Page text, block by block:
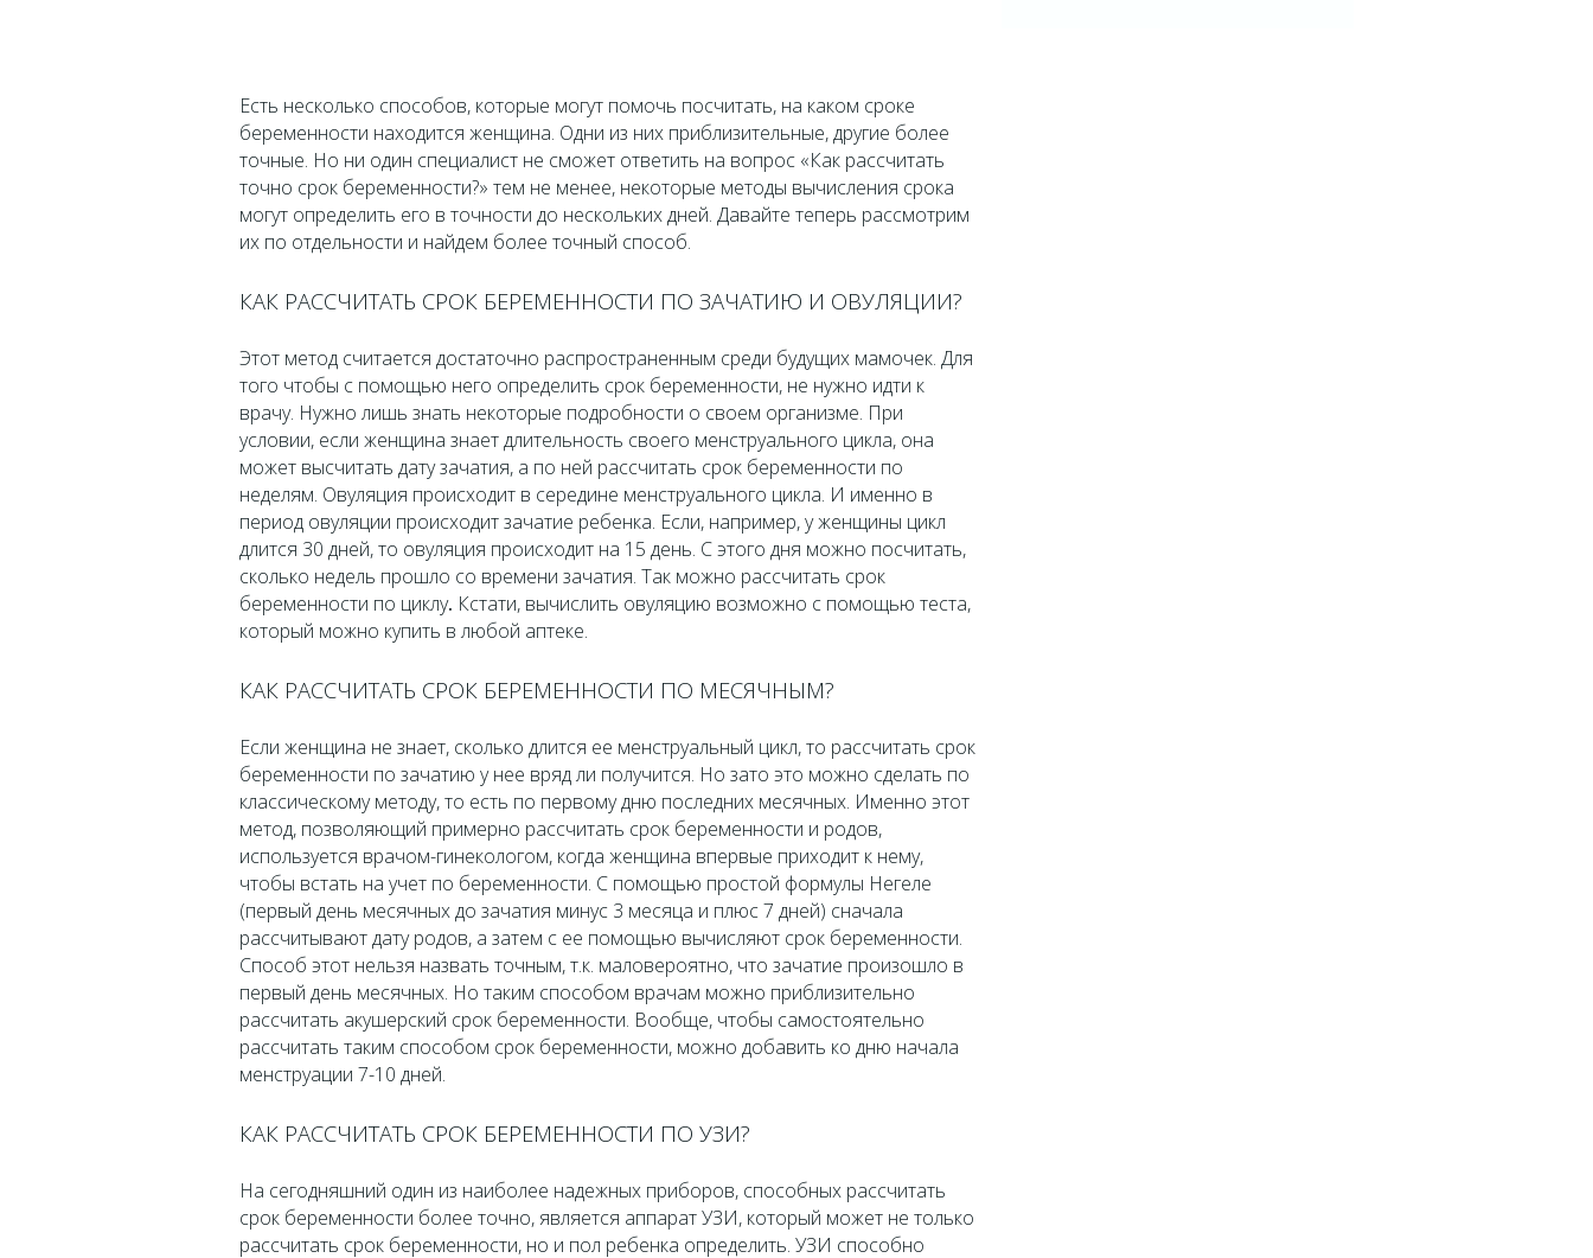
Есть несколько способов, которые могут помочь посчитать, на каком сроке
беременности находится женщина. Одни из них приблизительные, другие более
точные. Но ни один специалист не сможет ответить на вопрос «Как рассчитать
точно срок беременности?» тем не менее, некоторые методы вычисления срока
могут определить его в точности до нескольких дней. Давайте теперь рассмотрим
их по отдельности и найдем более точный способ.
КАК РАССЧИТАТЬ СРОК БЕРЕМЕННОСТИ ПО ЗАЧАТИЮ И ОВУЛЯЦИИ?
Этот метод считается достаточно распространенным среди будущих мамочек. Для
того чтобы с помощью него определить срок беременности, не нужно идти к
врачу. Нужно лишь знать некоторые подробности о своем организме. При
условии, если женщина знает длительность своего менструального цикла, она
может высчитать дату зачатия, а по ней рассчитать срок беременности по
неделям. Овуляция происходит в середине менструального цикла. И именно в
период овуляции происходит зачатие ребенка. Если, например, у женщины цикл
длится 30 дней, то овуляция происходит на 15 день. С этого дня можно посчитать,
сколько недель прошло со времени зачатия. Так можно рассчитать срок
беременности по циклу. Кстати, вычислить овуляцию возможно с помощью теста,
который можно купить в любой аптеке.
КАК РАССЧИТАТЬ СРОК БЕРЕМЕННОСТИ ПО МЕСЯЧНЫМ?
Если женщина не знает, сколько длится ее менструальный цикл, то рассчитать срок
беременности по зачатию у нее вряд ли получится. Но зато это можно сделать по
классическому методу, то есть по первому дню последних месячных. Именно этот
метод, позволяющий примерно рассчитать срок беременности и родов,
используется врачом-гинекологом, когда женщина впервые приходит к нему,
чтобы встать на учет по беременности. С помощью простой формулы Негеле
(первый день месячных до зачатия минус 3 месяца и плюс 7 дней) сначала
рассчитывают дату родов, а затем с ее помощью вычисляют срок беременности.
Способ этот нельзя назвать точным, т.к. маловероятно, что зачатие произошло в
первый день месячных. Но таким способом врачам можно приблизительно
рассчитать акушерский срок беременности. Вообще, чтобы самостоятельно
рассчитать таким способом срок беременности, можно добавить ко дню начала
менструации 7-10 дней.
КАК РАССЧИТАТЬ СРОК БЕРЕМЕННОСТИ ПО УЗИ?
На сегодняшний один из наиболее надежных приборов, способных рассчитать
срок беременности более точно, является аппарат УЗИ, который может не только
рассчитать срок беременности, но и пол ребенка определить. УЗИ способно